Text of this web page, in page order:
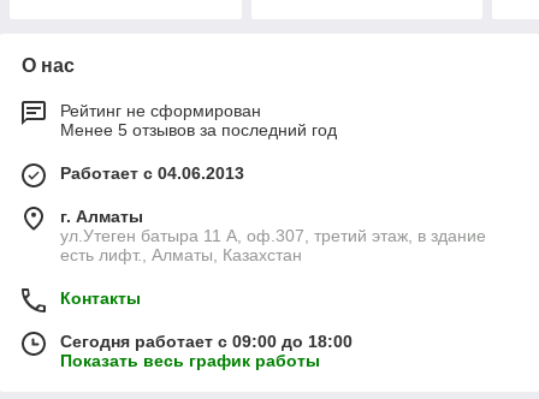
О нас
Рейтинг не сформирован
Менее 5 отзывов за последний год
Работает с 04.06.2013
г. Алматы
ул.Утеген батыра 11 А, оф.307, третий этаж, в здание
есть лифт., Алматы, Казахстан
Контакты
Сегодня работает с 09:00 до 18:00
Показать весь график работы